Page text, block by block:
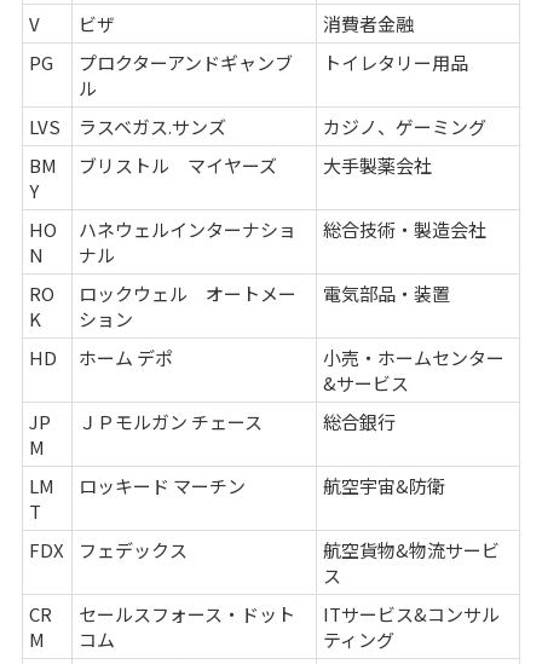
V
ビザ
消費者金融
PG
プロクターアンドギャンブ
ル
トイレタリー用品
LVS ラスベガス.サンズ
カジノ、ゲーミング
BM
Y
ブリストル マイヤーズ 大手製薬会社
HO
N
ハネウェルインターナショ
ナル
総合技術・製造会社
RO
K
ロックウェル オートメー
ション
電気部品・装置
HD ホーム デポ
小売・ホームセンター
&サービス
JP
M
ＪＰモルガン チェース 総合銀行
LM
T
ロッキード マーチン 航空宇宙&防衛
FDX フェデックス
航空貨物&物流サービ
ス
CR
M
セールスフォース・ドット
コム
ITサービス&コンサル
ティング